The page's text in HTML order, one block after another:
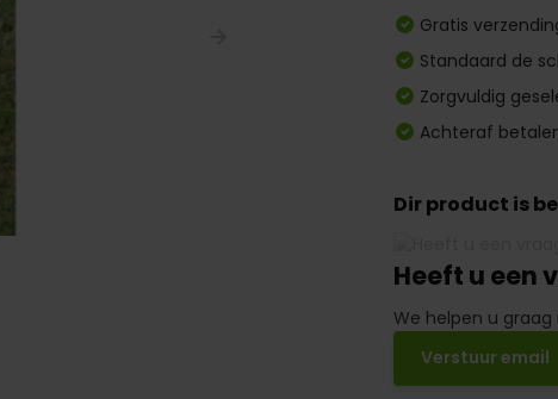
Gratis
Standaard de
Zorgvuldig
Achteraf
Dir product is
Heeft u een
We helpen u
Verstuur email